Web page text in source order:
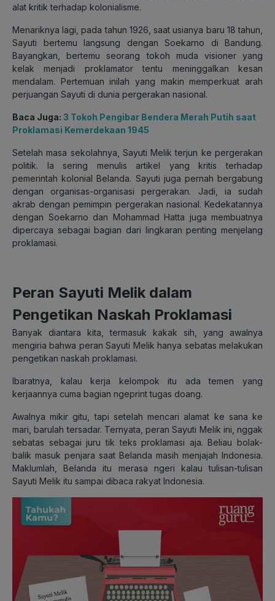
alat kritik terhadap kolonialisme.
Menariknya lagi, pada tahun 1926, saat usianya baru 18 tahun,
Sayuti bertemu langsung dengan Soekarno di Bandung.
Bayangkan, bertemu seorang tokoh muda visioner yang
kelak menjadi proklamator tentu meninggalkan kesan
mendalam. Pertemuan inilah yang makin memperkuat arah
perjuangan Sayuti di dunia pergerakan nasional.
Baca Juga: 3 Tokoh Pengibar Bendera Merah Putih saat
Proklamasi Kemerdekaan 1945
Setelah masa sekolahnya, Sayuti Melik terjun ke pergerakan
politik. Ia sering menulis artikel yang kritis terhadap
pemerintah kolonial Belanda. Sayuti juga pernah bergabung
dengan organisas-organisasi pergerakan. Jadi, ia sudah
akrab dengan pemimpin pergerakan nasional. Kedekatannya
dengan Soekarno dan Mohammad Hatta juga membuatnya
dipercaya sebagai bagian dari lingkaran penting menjelang
proklamasi.
Peran Sayuti Melik dalam
Pengetikan Naskah Proklamasi
Banyak diantara kita, termasuk kakak sih, yang awalnya
mengiria bahwa peran Sayuti Melik hanya sebatas melakukan
pengetikan naskah proklamasi.
Ibaratnya, kalau kerja kelompok itu ada temen yang
kerjaannya cuma bagian ngeprint tugas doang.
Awalnya mikir gitu, tapi setelah mencari alamat ke sana ke
mari, barulah tersadar. Ternyata, peran Sayuti Melik ini, nggak
sebatas sebagai juru tik teks proklamasi aja. Beliau bolak-
balik masuk penjara saat Belanda masih menjajah Indonesia.
Maklumlah, Belanda itu merasa ngeri kalau tulisan-tulisan
Sayuti Melik itu sampai dibaca rakyat Indonesia.